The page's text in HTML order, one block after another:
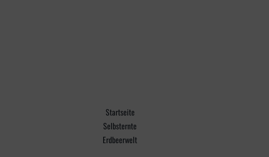
Startseite
Selbsternte
Erdbeerwelt